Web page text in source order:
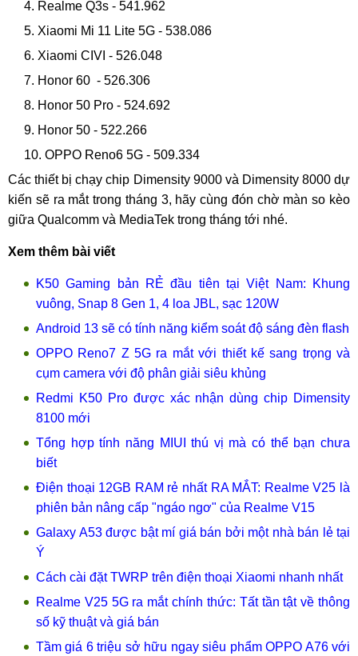
Realme Q3s - 541.962
Xiaomi Mi 11 Lite 5G - 538.086
Xiaomi CIVI - 526.048
Honor 60 - 526.306
Honor 50 Pro - 524.692
Honor 50 - 522.266
OPPO Reno6 5G - 509.334
Các thiết bị chạy chip Dimensity 9000 và Dimensity 8000 dự
kiến sẽ ra mắt trong tháng 3, hãy cùng đón chờ màn so kèo
giữa Qualcomm và MediaTek trong tháng tới nhé.
Xem thêm bài viết
K50 Gaming bản RẺ đầu tiên tại Việt Nam: Khung
vuông, Snap 8 Gen 1, 4 loa JBL, sạc 120W
Android 13 sẽ có tính năng kiểm soát độ sáng đèn flash
OPPO Reno7 Z 5G ra mắt với thiết kế sang trọng và
cụm camera với độ phân giải siêu khủng
Redmi K50 Pro được xác nhận dùng chip Dimensity
8100 mới
Tổng hợp tính năng MIUI thú vị mà có thể bạn chưa
biết
Điện thoại 12GB RAM rẻ nhất RA MẮT: Realme V25 là
phiên bản nâng cấp "ngáo ngơ" của Realme V15
Galaxy A53 được bật mí giá bán bởi một nhà bán lẻ tại
Ý
Cách cài đặt TWRP trên điện thoại Xiaomi nhanh nhất
Realme V25 5G ra mắt chính thức: Tất tần tật về thông
số kỹ thuật và giá bán
Tầm giá 6 triệu sở hữu ngay siêu phẩm OPPO A76 với